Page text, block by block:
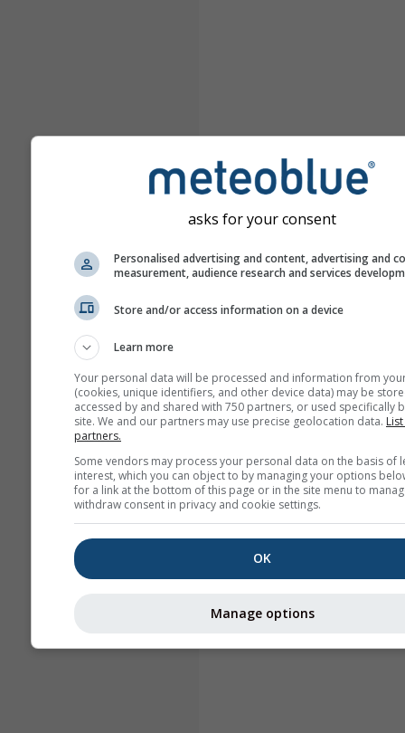
asks for your consent
Personalised advertising and content, advertising and
measurement, audience research and services
Store and/or access information on a device
Learn more
Your personal data will be processed and information from
(cookies, unique identifiers, and other device data) may be
accessed by and shared with 750 partners, or used specifically
site. We and our partners may use precise geolocation data.
partners.
Some vendors may process your personal data on the basis of
interest, which you can object to by managing your options
for a link at the bottom of this page or in the site menu to
withdraw consent in privacy and cookie settings.
OK
Manage options